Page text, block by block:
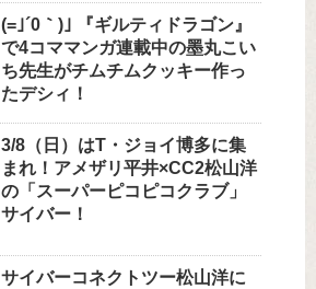
(=｣´0｀)｣ 『ギルティドラゴン』
で4コママンガ連載中の墨丸こい
ち先生がチムチムクッキー作っ
たデシィ！
3/8（日）はT・ジョイ博多に集
まれ！アメザリ平井×CC2松山洋
の「スーパーピコピコクラブ」
サイバー！
サイバーコネクトツー松山洋に